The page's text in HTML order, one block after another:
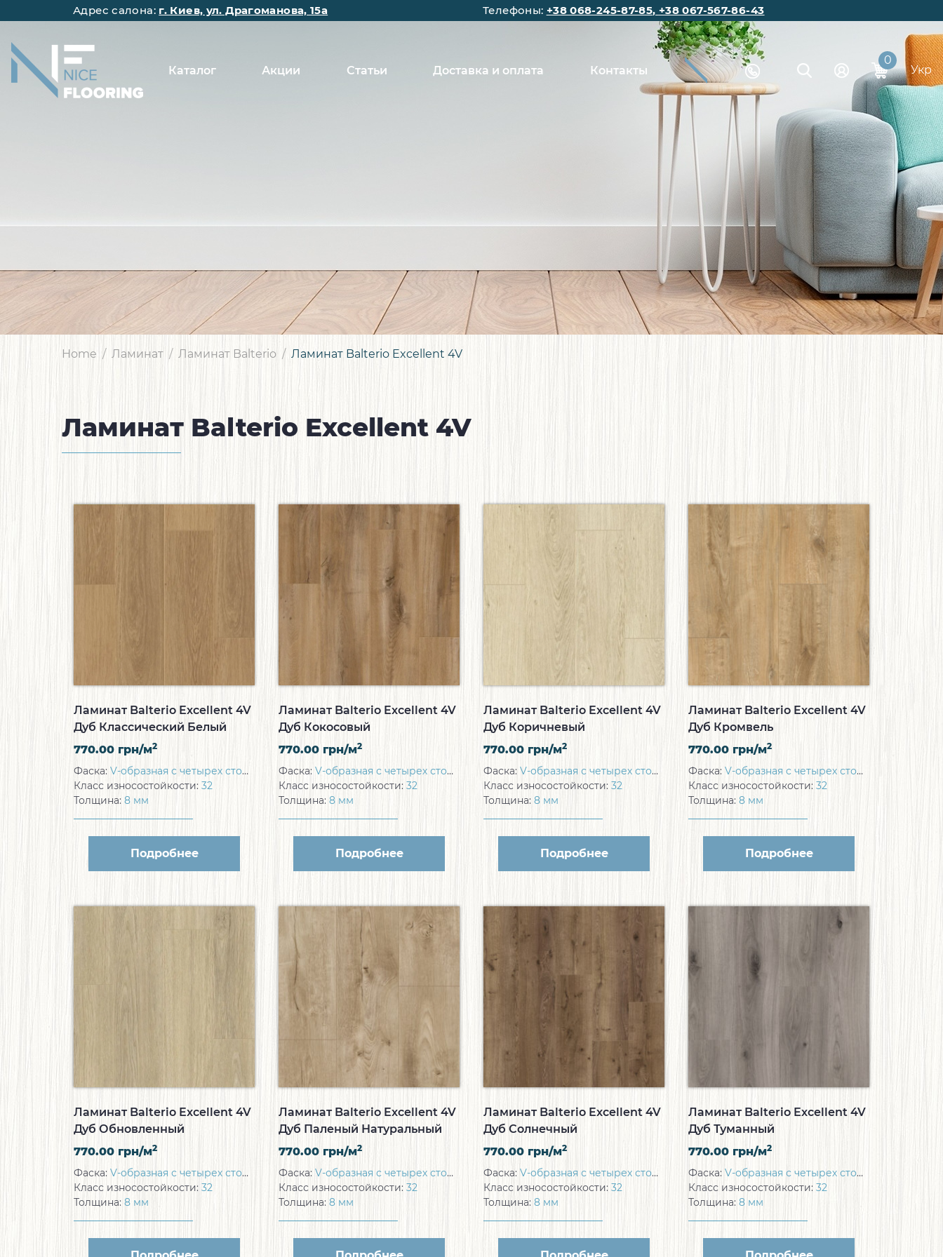
Адрес салона: г. Киев, ул. Драгоманова, 15а Телефоны: +38 068-245-87-85, +38 067-567-86-43
Каталог Акции Статьи Доставка и оплата Контакты
0
Укр
Home Ламинат Ламинат Balterio Ламинат Balterio Excellent 4V
Ламинат Balterio Excellent 4V
Ламинат Balterio Excellent 4V
Дуб Классический Белый
Лаковый
770.00 грн/м2
Фаска: V-образная с четырех сторон
Класс износостойкости: 32
Толщина: 8 мм
Подробнее
Ламинат Balterio Excellent 4V
Дуб Кокосовый
770.00 грн/м2
Фаска: V-образная с четырех сторон
Класс износостойкости: 32
Толщина: 8 мм
Подробнее
Ламинат Balterio Excellent 4V
Дуб Коричневый
770.00 грн/м2
Фаска: V-образная с четырех сторон
Класс износостойкости: 32
Толщина: 8 мм
Подробнее
Ламинат Balterio Excellent 4V
Дуб Кромвель
770.00 грн/м2
Фаска: V-образная с четырех сторон
Класс износостойкости: 32
Толщина: 8 мм
Подробнее
Ламинат Balterio Excellent 4V
Дуб Обновленный
770.00 грн/м2
Фаска: V-образная с четырех сторон
Класс износостойкости: 32
Толщина: 8 мм
Ламинат Balterio Excellent 4V
Дуб Паленый Натуральный
770.00 грн/м2
Фаска: V-образная с четырех сторон
Класс износостойкости: 32
Толщина: 8 мм
Ламинат Balterio Excellent 4V
Дуб Солнечный
770.00 грн/м2
Фаска: V-образная с четырех сторон
Класс износостойкости: 32
Толщина: 8 мм
Ламинат Balterio Excellent 4V
Дуб Туманный
770.00 грн/м2
Фаска: V-образная с четырех сторон
Класс износостойкости: 32
Толщина: 8 мм